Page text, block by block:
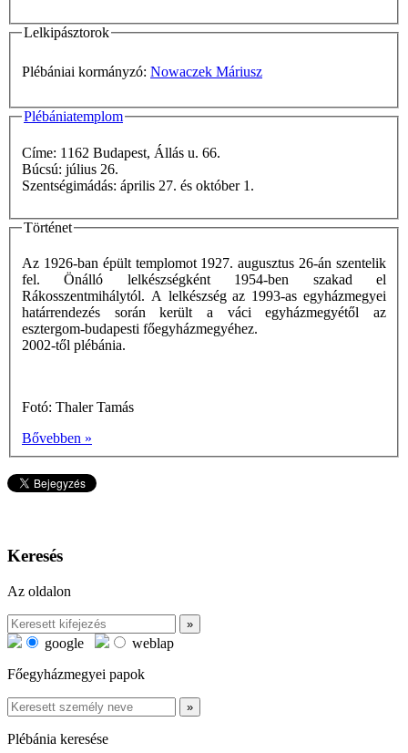
Lelkipásztorok
Plébániai kormányzó: Nowaczek Máriusz
Plébániatemplom
Címe: 1162 Budapest, Állás u. 66.
Búcsú: július 26.
Szentségimádás: április 27. és október 1.
Történet
Az 1926-ban épült templomot 1927. augusztus 26-án szentelik
fel. Önálló lelkészségként 1954-ben szakad el
Rákosszentmihálytól. A lelkészség az 1993-as egyházmegyei
határrendezés során került a váci egyházmegyétől az
esztergom-budapesti főegyházmegyéhez.
2002-től plébánia.
Fotó: Thaler Tamás
Bővebben »
Keresés
Az oldalon
google
weblap
Főegyházmegyei papok
Plébánia keresése